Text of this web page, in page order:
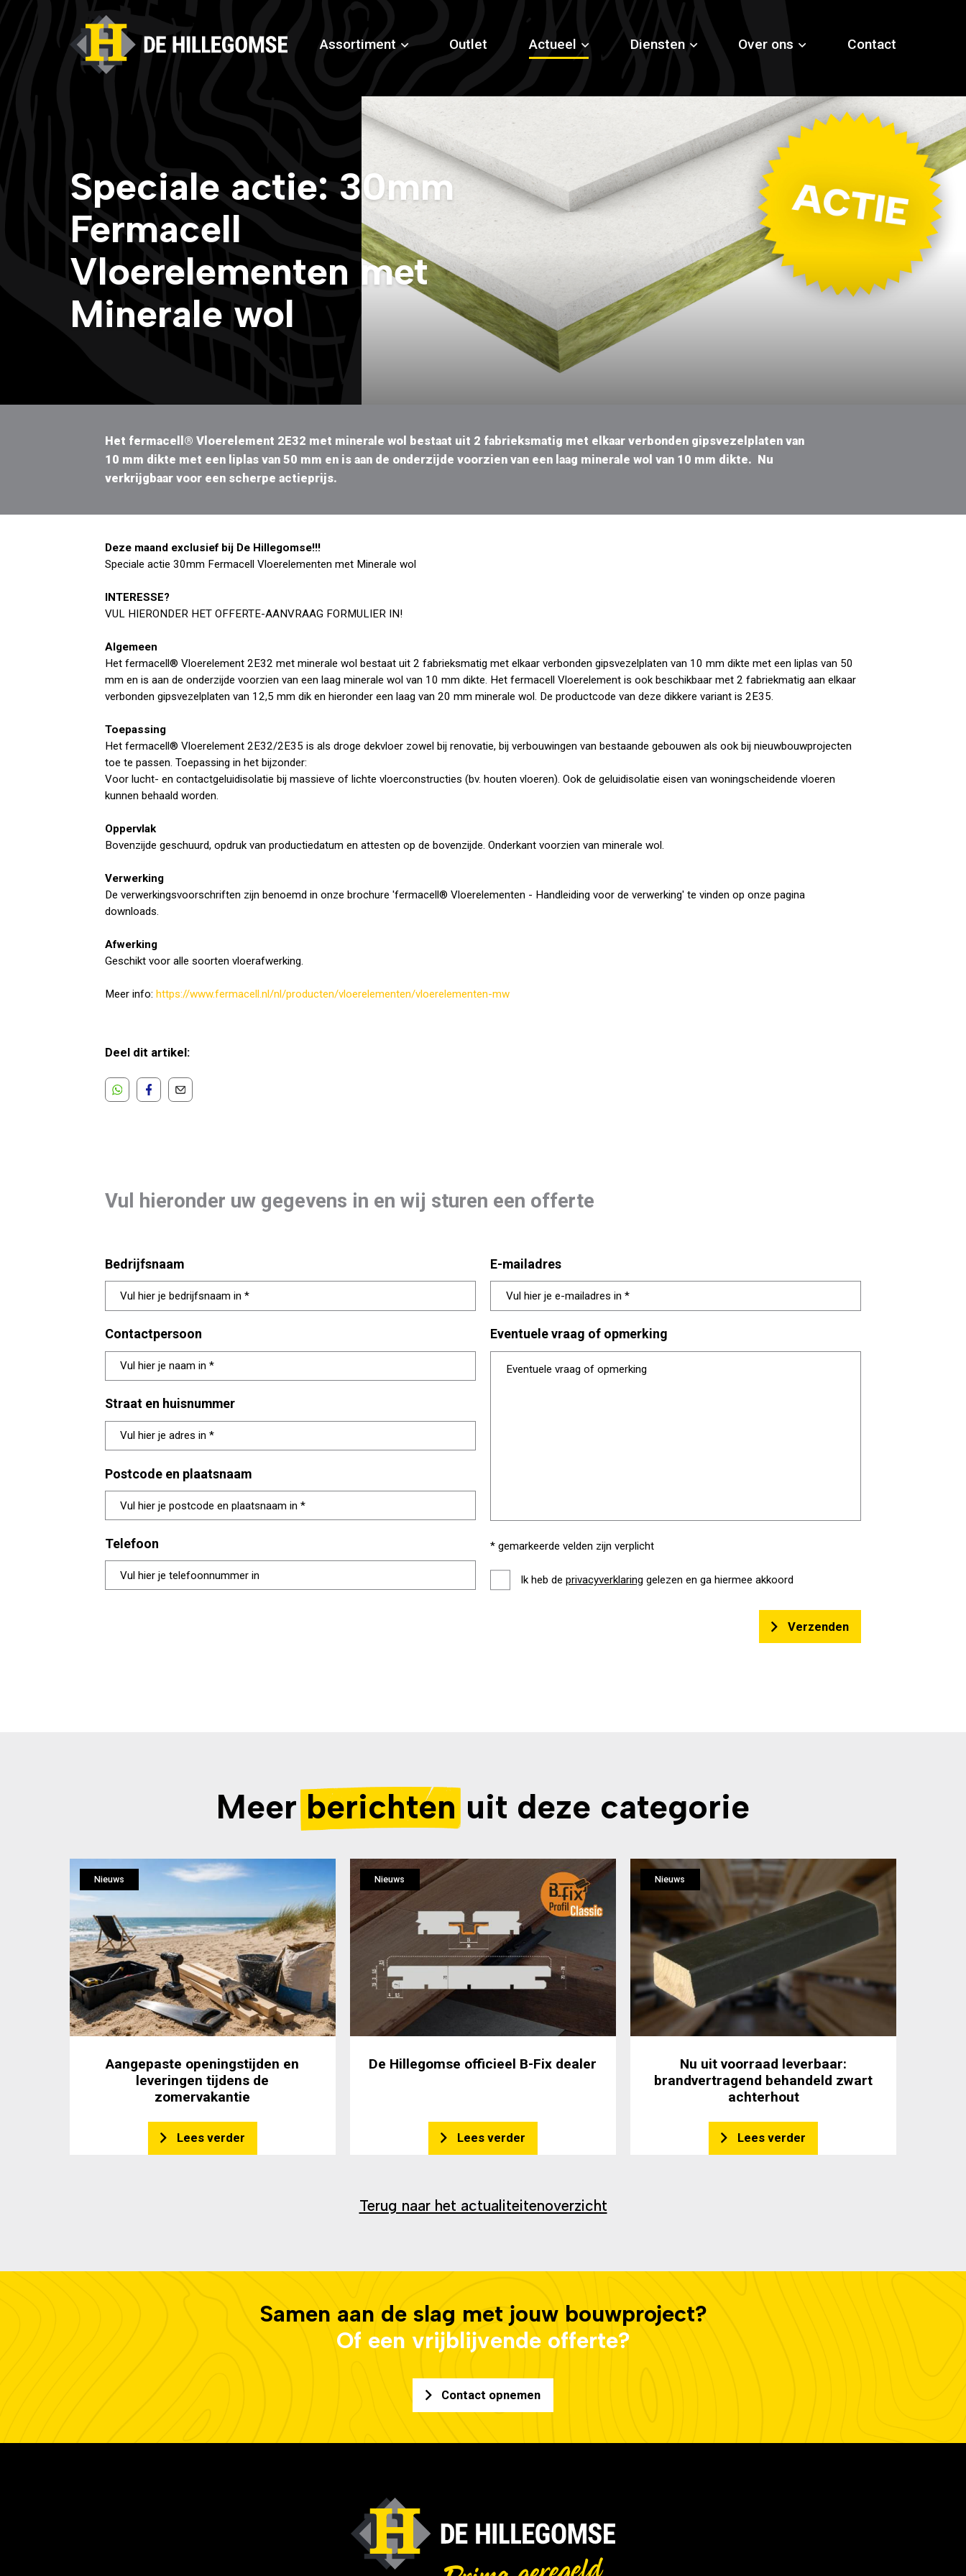
Assortiment Outlet Actueel Diensten Over ons Contact
Speciale actie: 30mm
Fermacell
Vloerelementen met
Minerale wol
Het fermacell® Vloerelement 2E32 met minerale wol bestaat uit 2 fabrieksmatig met elkaar verbonden gipsvezelplaten van
10 mm dikte met een liplas van 50 mm en is aan de onderzijde voorzien van een laag minerale wol van 10 mm dikte. Nu
verkrijgbaar voor een scherpe actieprijs.
Deze maand exclusief bij De Hillegomse!!!
Speciale actie 30mm Fermacell Vloerelementen met Minerale wol
INTERESSE?
VUL HIERONDER HET OFFERTE-AANVRAAG FORMULIER IN!
Algemeen
Het fermacell® Vloerelement 2E32 met minerale wol bestaat uit 2 fabrieksmatig met elkaar verbonden gipsvezelplaten van 10 mm dikte met een liplas van 50
mm en is aan de onderzijde voorzien van een laag minerale wol van 10 mm dikte. Het fermacell Vloerelement is ook beschikbaar met 2 fabriekmatig aan elkaar
verbonden gipsvezelplaten van 12,5 mm dik en hieronder een laag van 20 mm minerale wol. De productcode van deze dikkere variant is 2E35.
Toepassing
Het fermacell® Vloerelement 2E32/2E35 is als droge dekvloer zowel bij renovatie, bij verbouwingen van bestaande gebouwen als ook bij nieuwbouwprojecten
toe te passen. Toepassing in het bijzonder:
Voor lucht- en contactgeluidisolatie bij massieve of lichte vloerconstructies (bv. houten vloeren). Ook de geluidisolatie eisen van woningscheidende vloeren
kunnen behaald worden.
Oppervlak
Bovenzijde geschuurd, opdruk van productiedatum en attesten op de bovenzijde. Onderkant voorzien van minerale wol.
Verwerking
De verwerkingsvoorschriften zijn benoemd in onze brochure 'fermacell® Vloerelementen - Handleiding voor de verwerking' te vinden op onze pagina
downloads.
Afwerking
Geschikt voor alle soorten vloerafwerking.
Meer info: https://www.fermacell.nl/nl/producten/vloerelementen/vloerelementen-mw
Deel dit artikel:
Vul hieronder uw gegevens in en wij sturen een offerte
Bedrijfsnaam
Contactpersoon
Straat en huisnummer
Postcode en plaatsnaam
Telefoon
E-mailadres
Eventuele vraag of opmerking
* gemarkeerde velden zijn verplicht
Ik heb de privacyverklaring gelezen en ga hiermee akkoord
Verzenden
Meerberichten uit deze categorie
Nieuws
Aangepaste openingstijden en
leveringen tijdens de
zomervakantie
Lees verder
Nieuws
De Hillegomse officieel B-Fix dealer
Lees verder
Nieuws
Nu uit voorraad leverbaar:
brandvertragend behandeld zwart
achterhout
Lees verder
Terug naar het actualiteitenoverzicht
Samen aan de slag met jouw bouwproject?
Of een vrijblijvende offerte?
Contact opnemen